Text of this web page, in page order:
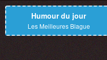
Humour du jour
Les Meilleures Blague